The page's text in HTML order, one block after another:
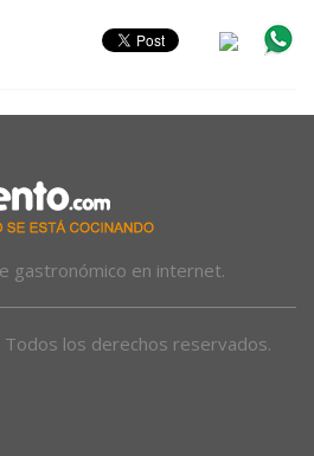
gastronómico en internet.
los derechos reservados.